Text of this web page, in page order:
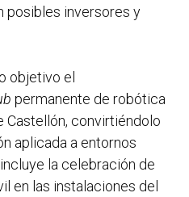
posibles inversores y
objetivo el
permanente de robótica
Castellón, convirtiéndolo
aplicada a entornos
la celebración de
en las instalaciones del